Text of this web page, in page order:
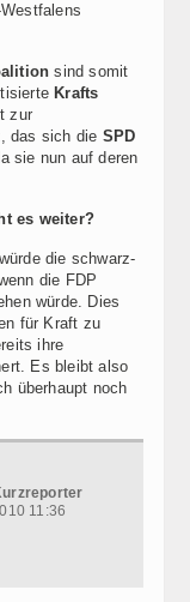
sind somit
Krafts
zur
das sich die SPD
sie nun auf deren
es weiter?
die schwarz-
die FDP
würde. Dies
für Kraft zu
ihre
Es bleibt also
überhaupt noch
11:36